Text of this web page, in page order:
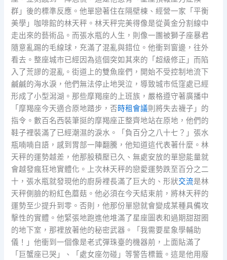
群」後的標準反應。他單戀著住在隔壁棟、經營一家「平衡
美學」咖啡館的林天秤。林天秤完美得像是從黃金分割線中
走出來的藝術品。而張水瓶的人生，則像一團被獅子座暴君
隨意亂踢的毛線球，充滿了混亂與錯位。他衝到窗邊，往外
看去。整座城市已經因為這個突如其來的「超級修正」而陷
入了荒謬的混亂。街道上的雙魚座們，開始不受控制地流下
鹹鹹的海水淚，他們無法停止地哭泣，導致城市低窪處已經
形成了小型潟湖。那些摩羯座的上班族，嚴格遵守著廣播中
「摩羯座今天適合原地踏步，否時租會議則將失去襪子」的
指令。數百名西裝筆挺的摩羯座正整齊地站在原地，他們的
鞋子裡裝滿了已經潮濕的淚水。「負百分之八十七？」張水
瓶喃喃自語，感到胃部一陣翻騰，他知道這代表著什麼。林
天秤的運勢越差，他那股積壓已久、無處安放的單戀能量就
會越發瘋狂地實體化。上次林天秤的戀愛運勢跌至百分之二
十，張水瓶就發現他的廚房裡長滿了巨大的、形狀交流是林
天秤側臉的粉紅色蘑菇。他必須在今天結束前，將林天秤的
運勢至少提升到零。否則，他那份單戀就會變成某種具備攻
擊性的實體。他緊張地跑進他堆滿了星座圖表和過期甜甜圈
的地下室，那裡放著他的秘密武器。「我需要星象學輔助
儀！」他衝到一個像是老式彈珠臺的機器前，上面貼滿了
「巨蟹座已哭」、「處女座勿碰」等警告標籤。這是他用廢